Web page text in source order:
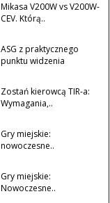
Mikasa V200W vs V200W-
CEV. Którą..
ASG z praktycznego
punktu widzenia
Zostań kierowcą TIR-a:
Wymagania,..
Gry miejskie:
nowoczesne..
Gry miejskie:
Nowoczesne..